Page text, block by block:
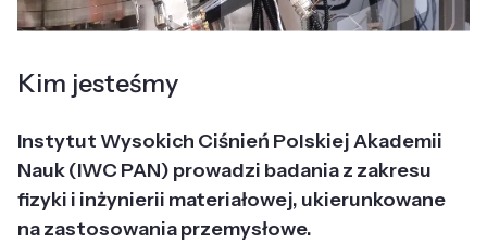
Kim jesteśmy
Instytut Wysokich Ciśnień Polskiej Akademii
Nauk (IWC PAN) prowadzi badania z zakresu
fizyki i inżynierii materiałowej, ukierunkowane
na zastosowania przemysłowe.